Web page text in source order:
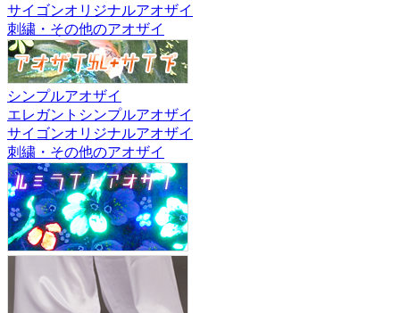
サイゴンオリジナルアオザイ
刺繍・その他のアオザイ
シンプルアオザイ
エレガントシンプルアオザイ
サイゴンオリジナルアオザイ
刺繍・その他のアオザイ